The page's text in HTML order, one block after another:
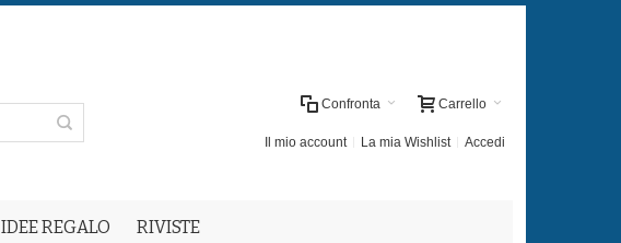
Carrello
Confronta
Il mio account La mia Wishlist Accedi
IDEE REGALO RIVISTE